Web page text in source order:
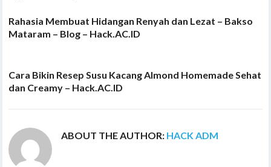
Rahasia Membuat Hidangan Renyah dan Lezat – Bakso
Mataram – Blog – Hack.AC.ID
Cara Bikin Resep Susu Kacang Almond Homemade Sehat
dan Creamy – Hack.AC.ID
ABOUT THE AUTHOR: HACK ADM